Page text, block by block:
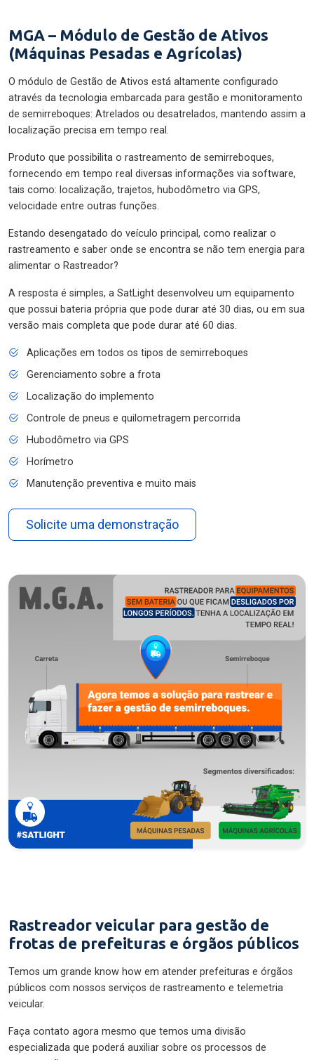
MGA – Módulo de Gestão de Ativos
(Máquinas Pesadas e Agrícolas)
O módulo de Gestão de Ativos está altamente configurado
através da tecnologia embarcada para gestão e monitoramento
de semirreboques: Atrelados ou desatrelados, mantendo assim a
localização precisa em tempo real.
Produto que possibilita o rastreamento de semirreboques,
fornecendo em tempo real diversas informações via software,
tais como: localização, trajetos, hubodômetro via GPS,
velocidade entre outras funções.
Estando desengatado do veículo principal, como realizar o
rastreamento e saber onde se encontra se não tem energia para
alimentar o Rastreador?
A resposta é simples, a SatLight desenvolveu um equipamento
que possui bateria própria que pode durar até 30 dias, ou em sua
versão mais completa que pode durar até 60 dias.
Aplicações em todos os tipos de semirreboques
Gerenciamento sobre a frota
Localização do implemento
Controle de pneus e quilometragem percorrida
Hubodômetro via GPS
Horímetro
Manutenção preventiva e muito mais
Solicite uma demonstração
Rastreador veicular para gestão de
frotas de prefeituras e órgãos públicos
Temos um grande know how em atender prefeituras e órgãos
públicos com nossos serviços de rastreamento e telemetria
veicular.
Faça contato agora mesmo que temos uma divisão
especializada que poderá auxiliar sobre os processos de